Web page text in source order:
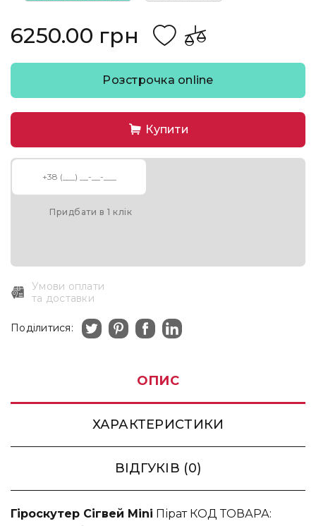
6250.00 грн
Розстрочка online
Купити
Придбати в 1 клік
Умови оплати
та доставки
Поділитися:
ОПИС
ХАРАКТЕРИСТИКИ
ВІДГУКІВ (0)
Гіроскутер Сігвей Mini Пірат КОД ТОВАРА: